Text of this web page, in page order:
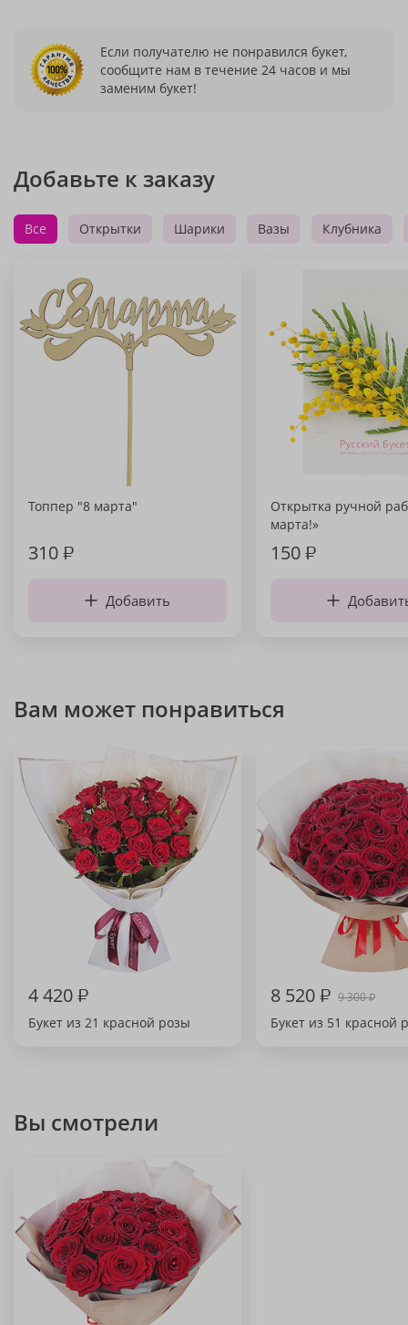
Если получателю не понравился букет,
сообщите нам в течение 24 часов и мы
заменим букет!
Добавьте к заказу
Все Открытки Шарики Вазы Клубника
Топпер "8 марта"
310₽
Добавить
Открытка ручной
марта!»
150₽
Вам может понравиться
4 420₽
Букет из 21 красной розы
8 520₽ 9 300₽
Букет из 51 красной
Вы смотрели